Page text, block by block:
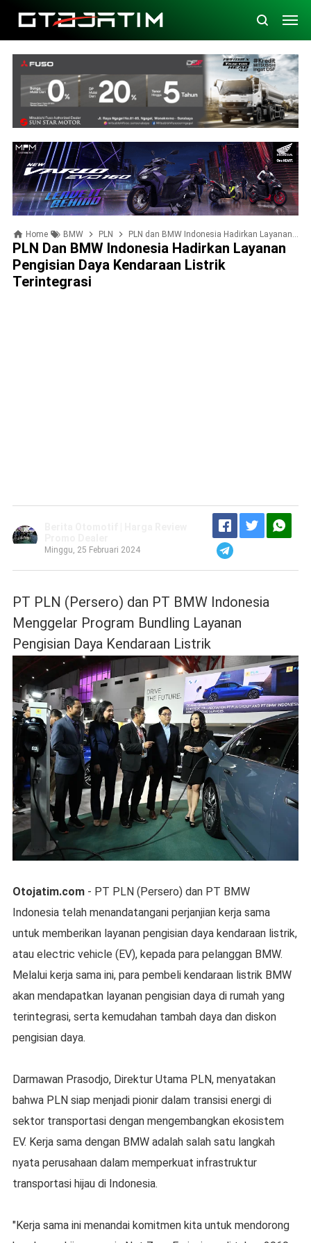
Home BMW PLN PLN dan BMW Indonesia Hadirkan Layanan Pengisian Daya Kendaraan Listrik Terintegrasi
PLN Dan BMW Indonesia Hadirkan Layanan
Pengisian Daya Kendaraan Listrik
Terintegrasi
Minggu, 25 Februari 2024
PT PLN (Persero) dan PT BMW Indonesia
Menggelar Program Bundling Layanan
Pengisian Daya Kendaraan Listrik
Otojatim.com- PT PLN (Persero) dan PT BMW
Indonesia telah menandatangani perjanjian kerja sama
untuk memberikan layanan pengisian daya kendaraan listrik,
atau electric vehicle (EV), kepada para pelanggan BMW.
Melalui kerja sama ini, para pembeli kendaraan listrik BMW
akan mendapatkan layanan pengisian daya di rumah yang
terintegrasi, serta kemudahan tambah daya dan diskon
pengisian daya.
Darmawan Prasodjo, Direktur Utama PLN, menyatakan
bahwa PLN siap menjadi pionir dalam transisi energi di
sektor transportasi dengan mengembangkan ekosistem
EV. Kerja sama dengan BMW adalah salah satu langkah
nyata perusahaan dalam memperkuat infrastruktur
transportasi hijau di Indonesia.
"Kerja sama ini menandai komitmen kita untuk mendorong